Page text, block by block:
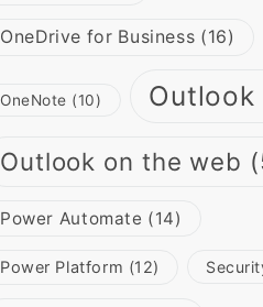
OneDrive for Business (16)
OneNote (10) Outlook
Outlook on the web
Power Automate (14)
Power Platform (12)